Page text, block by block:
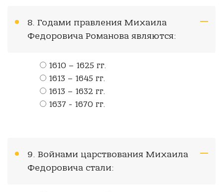
8. Годами правления Михаила
Федоровича Романова являются:
1610 – 1625 гг.
1613 – 1645 гг.
1613 – 1632 гг.
1637 - 1670 гг.
9. Войнами царствования Михаила
Федоровича стали: